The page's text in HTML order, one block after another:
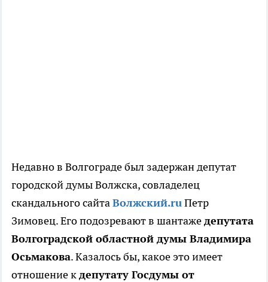
Недавно в Волгограде был задержан депутат
городской думы Волжска, совладелец
скандального сайтаВолжский.ruПетр
Зимовец. Его подозревают в шантажедепутата
Волгоградской областной думы Владимира
Осьмакова. Казалось бы, какое это имеет
отношение кдепутату Госдумы от